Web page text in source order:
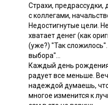
Страхи,
с коллегами,
Недостигнутые цели.
хватает денег (как
(уже?) "Так
выбора"...
Каждый день
радует все меньше.
надеждой думаешь,
многое изменится к